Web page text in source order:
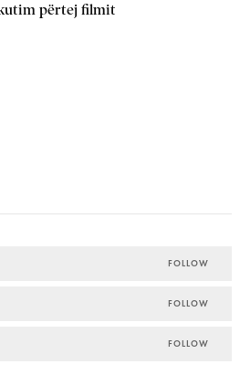
përtej filmit
FOLLOW
FOLLOW
FOLLOW